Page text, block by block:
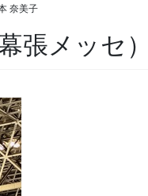
奈美子
張メッセ）